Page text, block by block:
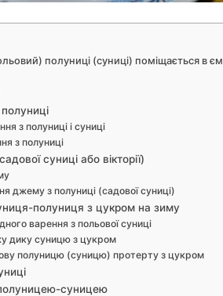
полуниці (суниці) поміщається в
з полуниці і суниці
з полуниці
суниці або вікторії)
джему з полуниці (садової суниці)
полуниця з цукром на зиму
варення з польової суниці
дику суницю з цукром
полуницю (суницю) протерту з цукром
суницею